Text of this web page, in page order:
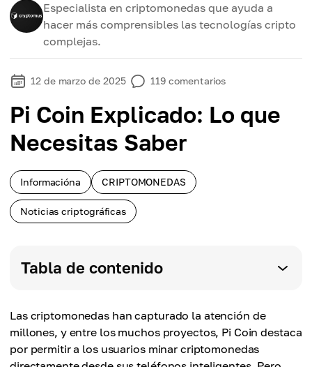
Especialista en criptomonedas que ayuda a
hacer más comprensibles las tecnologías cripto
complejas.
12 de marzo de 2025 119 comentarios
Pi Coin Explicado: Lo que
Necesitas Saber
Informacióna CRIPTOMONEDAS
Noticias criptográficas
Tabla de contenido
Las criptomonedas han capturado la atención de
millones, y entre los muchos proyectos, Pi Coin destaca
por permitir a los usuarios minar criptomonedas